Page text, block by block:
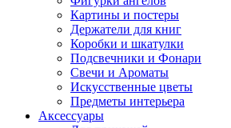
Картины и постеры
Держатели для книг
Коробки и шкатулки
Подсвечники и Фонари
Свечи и Ароматы
Искусственные цветы
Предметы интерьера
Аксессуары